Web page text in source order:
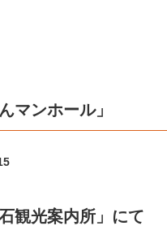
マンホール」
観光案内所」にて